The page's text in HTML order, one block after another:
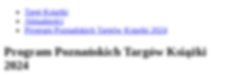
Targi Książki
Aktualności
Program Poznańskich Targów Książki 2024
Program Poznańskich Targów Książki
2024